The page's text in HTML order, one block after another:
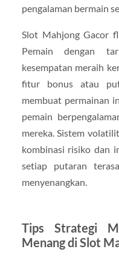
pengalaman bermain
Slot Mahjong Gacor
Pemain dengan
kesempatan meraih
fitur bonus atau
membuat permainan
pemain
mereka. Sistem
kombinasi risiko dan
setiap putaran
menyenangkan.
Tips Strategi
Menang di Slot